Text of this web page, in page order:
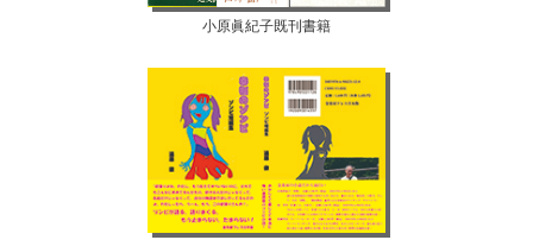
小原眞紀子既刊書籍